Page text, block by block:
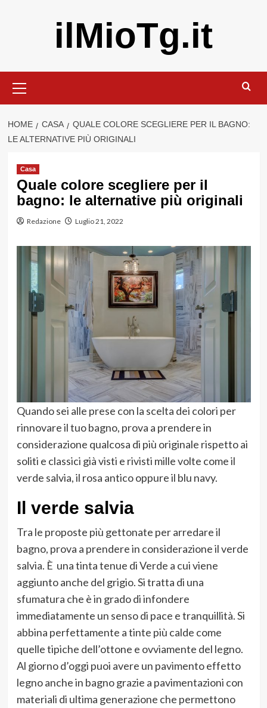
ilMioTg.it
principale
HOME CASA
QUALE COLORE SCEGLIERE PER IL BAGNO:
LE ALTERNATIVE PIÙ ORIGINALI
Casa
Quale colore scegliere per il
bagno: le alternative più originali
Redazione Luglio 21, 2022
Quando sei alle prese con la scelta dei colori per
rinnovare il tuo bagno, prova a prendere in
considerazione qualcosa di più originale rispetto ai
soliti e classici già visti e rivisti mille volte come il
verde salvia, il rosa antico oppure il blu navy.
Il verde salvia
Tra le proposte più gettonate per arredare il
bagno, prova a prendere in considerazione il verde
salvia. È una tinta tenue di Verde a cui viene
aggiunto anche del grigio. Si tratta di una
sfumatura che è in grado di infondere
immediatamente un senso di pace e tranquillità. Si
abbina perfettamente a tinte più calde come
quelle tipiche dell’ottone e ovviamente del legno.
Al giorno d’oggi puoi avere un pavimento effetto
legno anche in bagno grazie a pavimentazioni con
materiali di ultima generazione che permettono